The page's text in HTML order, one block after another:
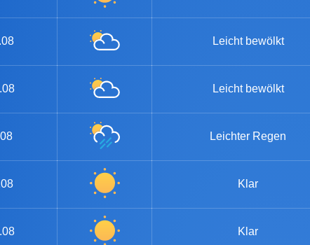
Leicht bewölkt
Leicht bewölkt
Leichter Regen
Klar
Klar